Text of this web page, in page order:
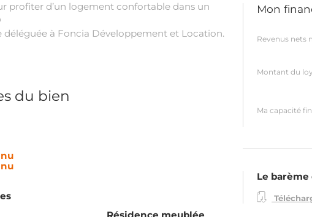
profiter d’un logement confortable dans un
déléguée à Foncia Développement et Location.
du bien
Mon
Revenus nets
Montant du
Ma capacité
Le